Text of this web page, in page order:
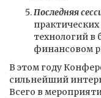
Последняя
технологий в
финансовом
В этом году
сильнейший
Всего в